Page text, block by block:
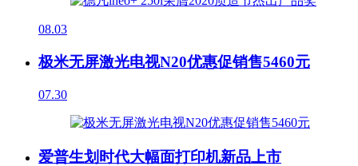
08.03
极米无屏激光电视N20优惠促销售5460元
07.30
爱普生划时代大幅面打印机新品上市